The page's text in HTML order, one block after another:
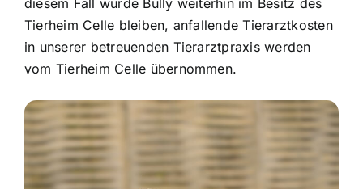
Tierheim Celle bleiben, anfallende Tierarztkosten
in unserer betreuenden Tierarztpraxis werden
vom Tierheim Celle übernommen.